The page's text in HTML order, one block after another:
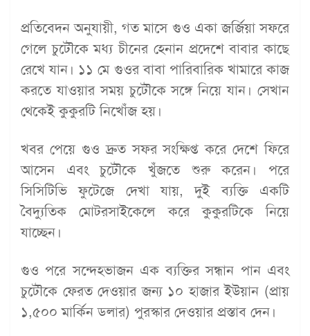
প্রতিবেদন অনুযায়ী, গত মাসে গুও একা জর্জিয়া সফরে
গেলে চুটৌকে মধ্য চীনের হেনান প্রদেশে বাবার কাছে
রেখে যান। ১১ মে গুওর বাবা পারিবারিক খামারে কাজ
করতে যাওয়ার সময় চুটৌকে সঙ্গে নিয়ে যান। সেখান
থেকেই কুকুরটি নিখোঁজ হয়।
খবর পেয়ে গুও দ্রুত সফর সংক্ষিপ্ত করে দেশে ফিরে
আসেন এবং চুটৌকে খুঁজতে শুরু করেন। পরে
সিসিটিভি ফুটেজে দেখা যায়, দুই ব্যক্তি একটি
বৈদ্যুতিক মোটরসাইকেলে করে কুকুরটিকে নিয়ে
যাচ্ছেন।
গুও পরে সন্দেহভাজন এক ব্যক্তির সন্ধান পান এবং
চুটৌকে ফেরত দেওয়ার জন্য ১০ হাজার ইউয়ান (প্রায়
১,৫০০ মার্কিন ডলার) পুরস্কার দেওয়ার প্রস্তাব দেন।